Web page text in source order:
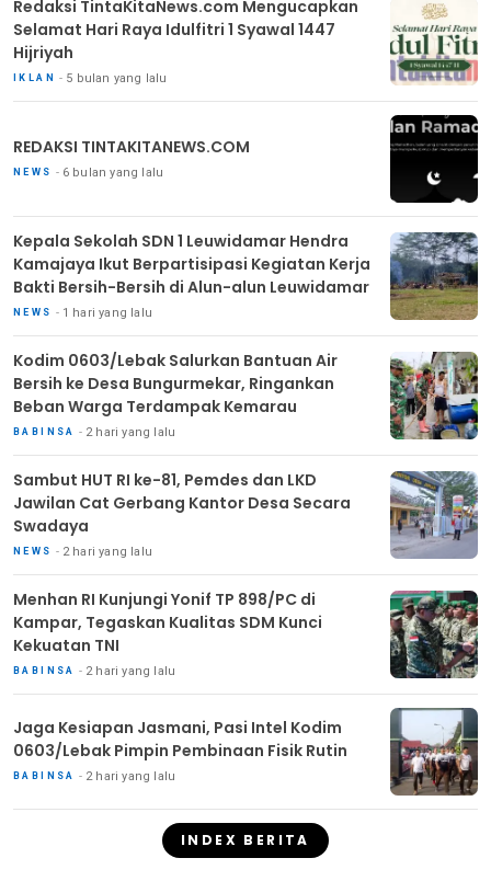
Redaksi TintaKitaNews.com Mengucapkan
Selamat Hari Raya Idulfitri 1 Syawal 1447
Hijriyah
IKLAN 5 bulan yang lalu
REDAKSI TINTAKITANEWS.COM
NEWS 6 bulan yang lalu
Kepala Sekolah SDN 1 Leuwidamar Hendra
Kamajaya Ikut Berpartisipasi Kegiatan Kerja
Bakti Bersih-Bersih di Alun-alun Leuwidamar
NEWS 1 hari yang lalu
Kodim 0603/Lebak Salurkan Bantuan Air
Bersih ke Desa Bungurmekar, Ringankan
Beban Warga Terdampak Kemarau
BABINSA 2 hari yang lalu
Sambut HUT RI ke-81, Pemdes dan LKD
Jawilan Cat Gerbang Kantor Desa Secara
Swadaya
NEWS 2 hari yang lalu
Menhan RI Kunjungi Yonif TP 898/PC di
Kampar, Tegaskan Kualitas SDM Kunci
Kekuatan TNI
BABINSA 2 hari yang lalu
Jaga Kesiapan Jasmani, Pasi Intel Kodim
0603/Lebak Pimpin Pembinaan Fisik Rutin
BABINSA 2 hari yang lalu
INDEX BERITA